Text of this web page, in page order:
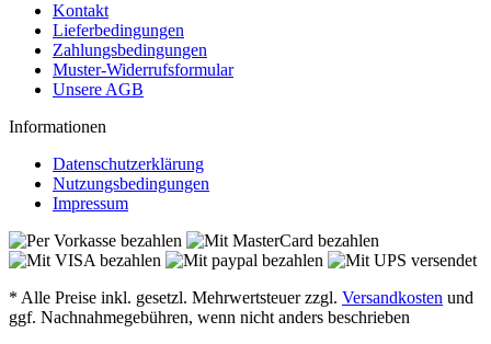
Kontakt
Lieferbedingungen
Zahlungsbedingungen
Muster-Widerrufsformular
Unsere AGB
Informationen
Datenschutzerklärung
Nutzungsbedingungen
Impressum
* Alle Preise inkl. gesetzl. Mehrwertsteuer zzgl. Versandkosten und
ggf. Nachnahmegebühren, wenn nicht anders beschrieben